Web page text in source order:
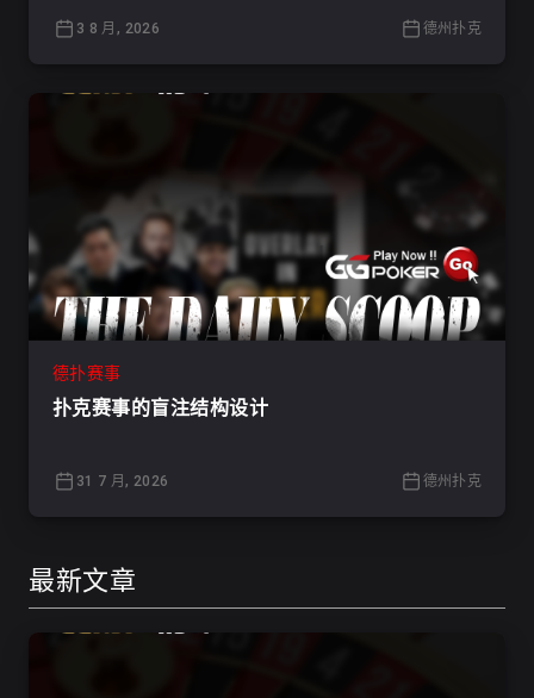
3 8 月, 2026 德州扑克
德扑赛事
扑克赛事的盲注结构设计
31 7 月, 2026 德州扑克
最新文章